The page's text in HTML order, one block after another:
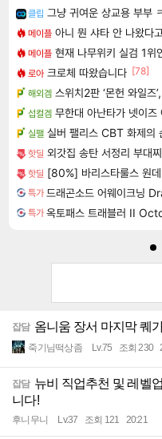
클립 그냥 귀여운 상교용 부부
메이플 아니 뭔 샤타 안 나왔다
메이플 현재 나무위키 실검 1위
로아 크로체 따왔습니다 [78]
해외겜 스위치2판 ‘몬헌 와일
섭컬겜 무한대 아난타가 넷이
실팰 실버 팰리스 CBT 화제의
핫딜 외갓집 송탄 서정리 부대
핫딜 [80%] 바리스타룰스 원
특가
특가
잡담 옴니움 장서 마지막 퀘
죽기님떡상좀 Lv.75 조회 230
잡담 뉴비 직업추천 및 레벨
니다!
후니무니 Lv.37 조회 121 20:21